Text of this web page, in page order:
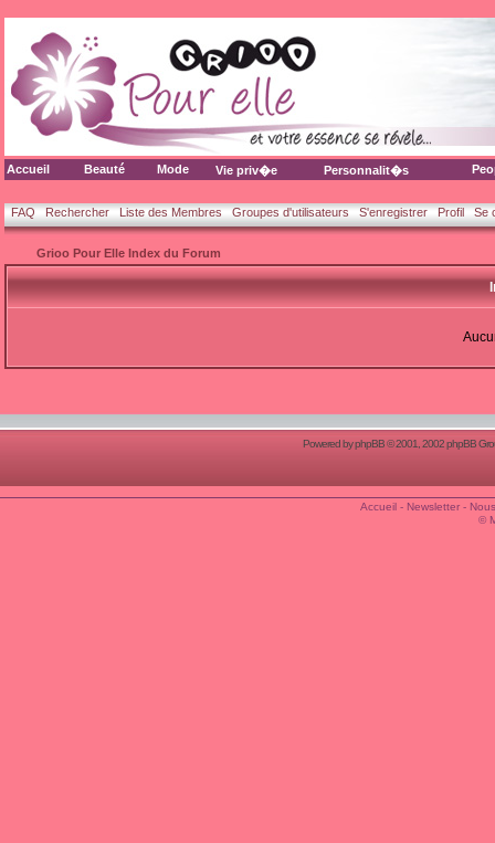
Accueil Beauté Mode Vie priv�e Personnalit�s
FAQ Rechercher Liste des Membres Groupes d'utilisateurs S'enregistrer Profil Se
Grioo Pour Elle Index du Forum
Powered byphpBB© 2001, 2002 phpBB
Accueil- Newsletter-
©